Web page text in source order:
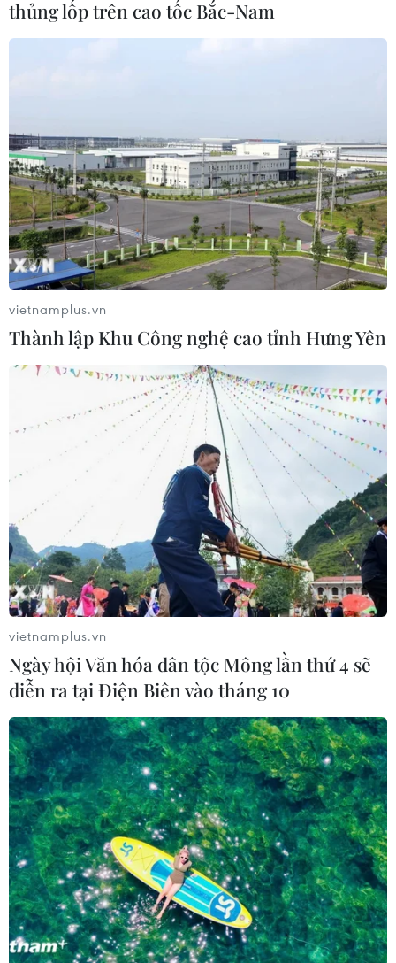
thủng lốp trên cao tốc Bắc-Nam
vietnamplus.vn
Thành lập Khu Công nghệ cao tỉnh Hưng Yên
vietnamplus.vn
Ngày hội Văn hóa dân tộc Mông lần thứ 4 sẽ
diễn ra tại Điện Biên vào tháng 10